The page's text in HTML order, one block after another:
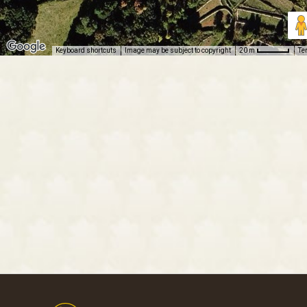
Keyboard shortcuts Image may be subject to copyright 20 m